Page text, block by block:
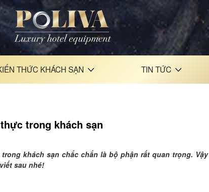
THỨC KHÁCH SẠN TIN TỨC
trong khách sạn
khách sạn chắc chắn là bộ phận rất quan trọng. Vậy
sau nhé!